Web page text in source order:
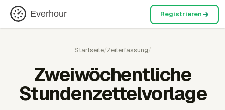
Everhour Registrieren
Startseite/Zeiterfassung/
Zweiwöchentliche
Stundenzettelvorlage